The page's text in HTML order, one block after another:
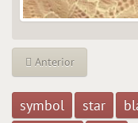
Anterior
symbol star